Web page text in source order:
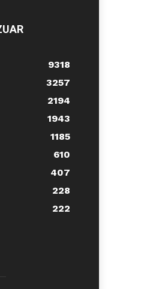
9318
3257
2194
1943
1185
610
407
228
222